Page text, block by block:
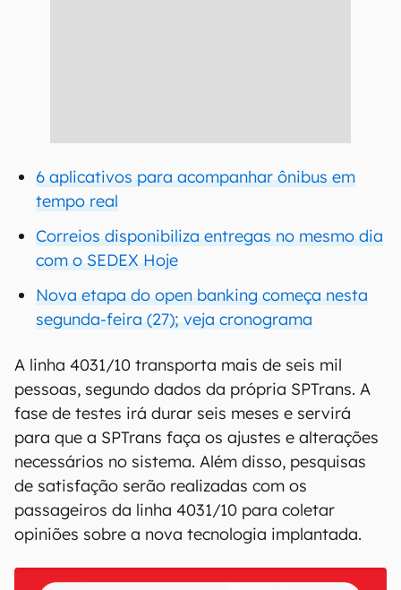
6 aplicativos para acompanhar ônibus em
tempo real
Correios disponibiliza entregas no mesmo dia
com o SEDEX Hoje
Nova etapa do open banking começa nesta
segunda-feira (27); veja cronograma
A linha 4031/10 transporta mais de seis mil
pessoas, segundo dados da própria SPTrans. A
fase de testes irá durar seis meses e servirá
para que a SPTrans faça os ajustes e alterações
necessários no sistema. Além disso, pesquisas
de satisfação serão realizadas com os
passageiros da linha 4031/10 para coletar
opiniões sobre a nova tecnologia implantada.